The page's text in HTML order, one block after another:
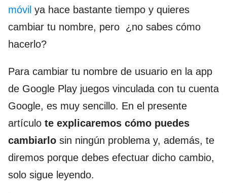
móvil ya hace bastante tiempo y quieres
cambiar tu nombre, pero ¿no sabes cómo
hacerlo?
Para cambiar tu nombre de usuario en la app
de Google Play juegos vinculada con tu cuenta
Google, es muy sencillo. En el presente
artículo te explicaremos cómo puedes
cambiarlo sin ningún problema y, además, te
diremos porque debes efectuar dicho cambio,
solo sigue leyendo.